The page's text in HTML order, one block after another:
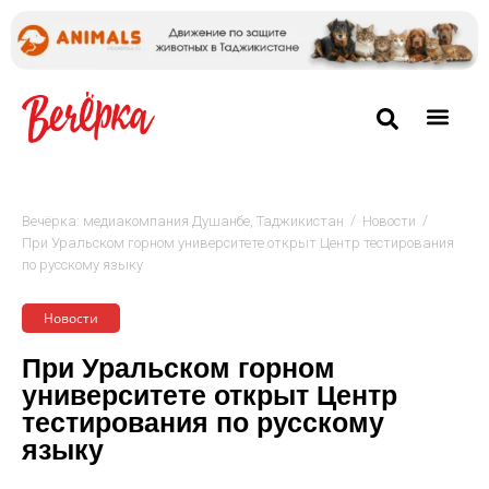
Вечёрка: медиакомпания Душанбе, Таджикистан / Новости /
При Уральском горном университете открыт Центр тестирования
по русскому языку
Новости
При Уральском горном
университете открыт Центр
тестирования по русскому
языку